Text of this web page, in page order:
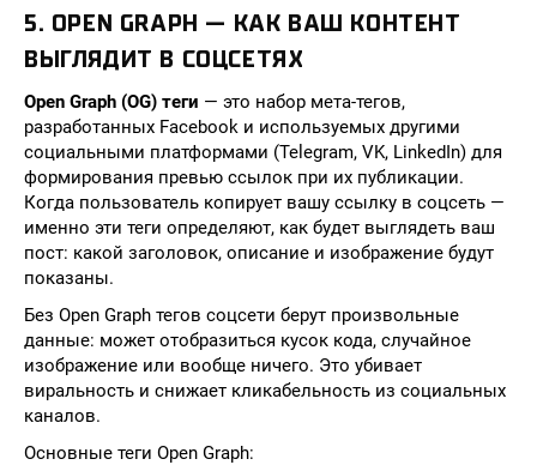
5. OPEN GRAPH — КАК ВАШ КОНТЕНТ
ВЫГЛЯДИТ В СОЦСЕТЯХ
Open Graph (OG) теги — это набор мета-тегов,
разработанных Facebook и используемых другими
социальными платформами (Telegram, VK, LinkedIn) для
формирования превью ссылок при их публикации.
Когда пользователь копирует вашу ссылку в соцсеть —
именно эти теги определяют, как будет выглядеть ваш
пост: какой заголовок, описание и изображение будут
показаны.
Без Open Graph тегов соцсети берут произвольные
данные: может отобразиться кусок кода, случайное
изображение или вообще ничего. Это убивает
виральность и снижает кликабельность из социальных
каналов.
Основные теги Open Graph: